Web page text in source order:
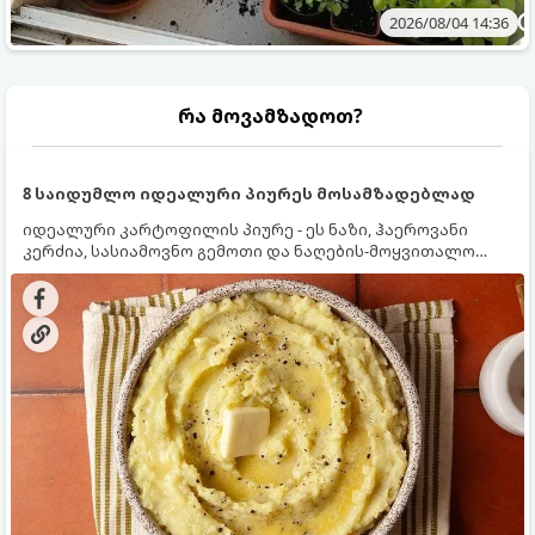
2026/08/04 14:36
რა მოვამზადოთ?
8 საიდუმლო იდეალური პიურეს მოსამზადებლად
იდეალური კარტოფილის პიურე - ეს ნაზი, ჰაეროვანი
კერძია, სასიამოვნო გემოთი და ნაღების-მოყვითალო
ფერით. მისი მომზადება ძალიან მარტივია, მაგრამ
არსებობს რამდენიმე საიდუმლო, რომლებიც უნდა
იცოდეთ, რომ პიურე იდეალურად გემრიელი გამოვიდეს.